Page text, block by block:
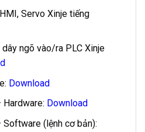
Servo Xinje tiếng
ngõ vào/ra PLC Xinje
Download
Hardware: Download
Software (lệnh cơ bản):